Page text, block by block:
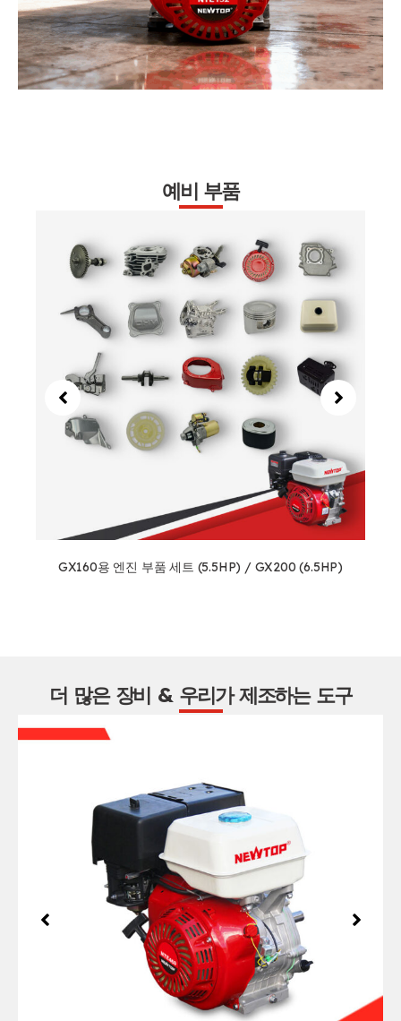
예비 부품
GX160용 엔진 부품 세트 (5.5HP) / GX200 (6.5HP)
더 많은 장비 & 우리가 제조하는 도구